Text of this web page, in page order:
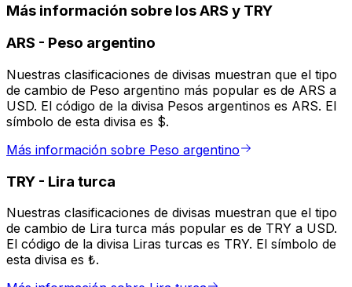
Más información sobre los ARS y TRY
ARS - Peso argentino
Nuestras clasificaciones de divisas muestran que el tipo
de cambio de Peso argentino más popular es de ARS a
USD. El código de la divisa Pesos argentinos es ARS. El
símbolo de esta divisa es $.
Más información sobre Peso argentino
TRY - Lira turca
Nuestras clasificaciones de divisas muestran que el tipo
de cambio de Lira turca más popular es de TRY a USD.
El código de la divisa Liras turcas es TRY. El símbolo de
esta divisa es ₺.